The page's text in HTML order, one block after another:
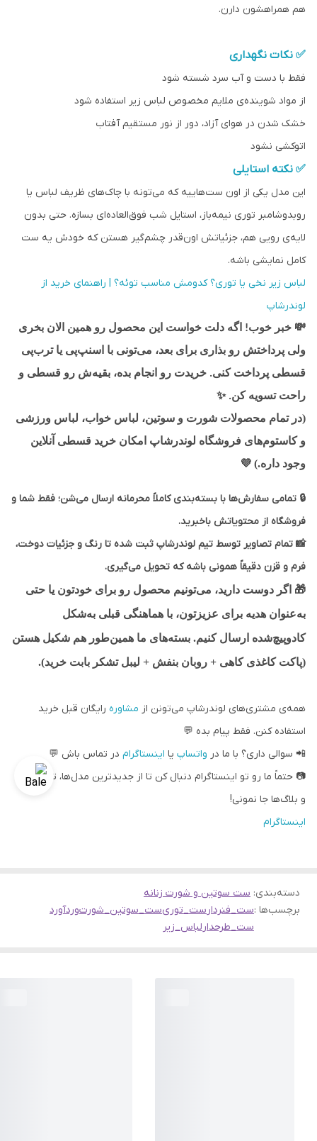
هم همراهشون دارن.
✅ نکات نگهداری
فقط با دست و آب سرد شسته شود
از مواد شوینده‌ی ملایم مخصوص لباس زیر استفاده شود
خشک شدن در هوای آزاد، دور از نور مستقیم آفتاب
اتوکشی نشود
✅ نکته استایلی
این مدل یکی از اون ست‌هاییه که می‌تونه با چاک‌های ظریف لباس یا
روبدوشامبر توری نیمه‌باز، استایل شب فوق‌العاده‌ای بسازه. حتی بدون
لایه‌ی رویی هم، جزئیاتش اون‌قدر چشم‌گیر هستن که خودش یه ست
کامل نمایشی باشه.
لباس زیر نخی یا توری؟ کدومش مناسب توئه؟ | راهنمای خرید از
لوندرشاپ
💸 خبر خوب! اگه دلت خواست این محصول رو همین الان بخری
ولی پرداختش رو بذاری برای بعد، می‌تونی با اسنپ‌پی یا ترب‌پی
قسطی پرداخت کنی. خریدت رو انجام بده، بقیه‌ش رو قسطی و
راحت تسویه کن.✨
(در تمام محصولات شورت و سوتین، لباس خواب، لباس ورزشی
و کاستوم‌های فروشگاه لوندرشاپ امکان خرید قسطی آنلاین
وجود داره.) 💜
🔒 تمامی سفارش‌ها با بسته‌بندی کاملاً محرمانه ارسال می‌شن؛ فقط شما و
فروشگاه از محتویاتش باخبرید.
📸 تمام تصاویر توسط تیم لوندرشاپ ثبت شده تا رنگ و جزئیات دوخت،
فرم و قزن دقیقاً همونی باشه که تحویل می‌گیری.
🎁 اگر دوست دارید، می‌تونیم محصول رو برای خودتون یا حتی
به‌عنوان هدیه برای عزیزتون، با هماهنگی قبلی به‌شکل
کادوپیچ‌شده ارسال کنیم. بسته‌های ما همین‌طور هم شکیل هستن
(پاکت کاغذی کاهی + روبان بنفش + لیبل تشکر بابت خرید).
همه‌ی مشتری‌های لوندرشاپ می‌تونن از مشاوره رایگان قبل خرید
استفاده کنن. فقط پیام بده 💬
📲 سوالی داری؟ با ما در واتساپ یا اینستاگرام در تماس باش 💬
📷 حتماً ما رو تو اینستاگرام دنبال کن تا از جدیدترین مدل‌ها، تخفیف‌ها
و بلاگ‌ها جا نمونی!
اینستاگرام
دسته‌بندی: ست سوتین و شورت زنانه
برچسب‌ها :ست_فنردارست_توریست_سوتین_شورتوردآورد
ست_طرحدارلباس_زیر